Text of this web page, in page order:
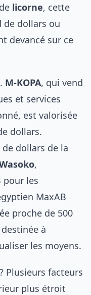
licorne, cette
de dollars ou
devancé sur ce
M-KOPA, qui vend
et services
est valorisée
dollars.
de dollars de la
,
pour les
MaxAB
proche de 500
à
les moyens.
Plusieurs facteurs
plus étroit